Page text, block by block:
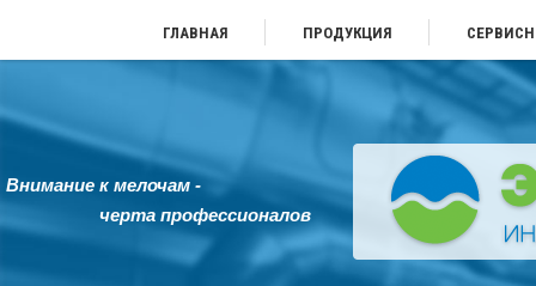
ГЛАВНАЯ ПРОДУКЦИЯ
Внимание к мелочам -
черта профессионалов